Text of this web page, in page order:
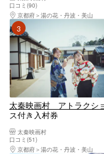
口コミ(90)
京都府
湯の花・丹波・美山
太秦映画村 アトラクシ
ス付き入村券
太秦映画村
口コミ(51)
京都府
湯の花・丹波・美山